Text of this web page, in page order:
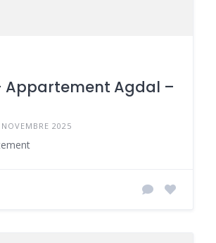
Appartement Agdal –
2025